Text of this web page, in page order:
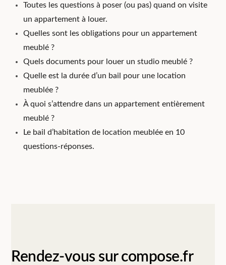
Toutes les questions à poser (ou pas) quand on visite
un appartement à louer.
Quelles sont les obligations pour un appartement
meublé ?
Quels documents pour louer un studio meublé ?
Quelle est la durée d’un bail pour une location
meublée ?
À quoi s’attendre dans un appartement entièrement
meublé ?
Le bail d’habitation de location meublée en 10
questions-réponses.
Rendez-vous sur compose.fr